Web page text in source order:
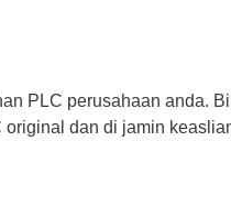
PLC perusahaan anda.
dan di jamin